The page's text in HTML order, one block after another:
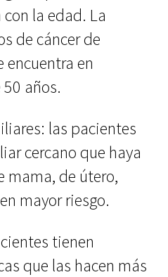
la edad. La
de cáncer de
encuentra en
años.
las pacientes
cercano que haya
mama, de útero,
mayor riesgo.
tienen
que las hacen más